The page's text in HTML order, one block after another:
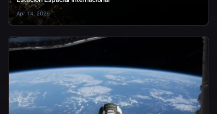
Apr 14, 2026